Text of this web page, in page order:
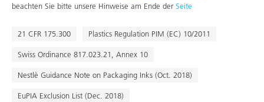
beachten Sie bitte unsere Hinweise am Ende der Seite
21 CFR 175.300 Plastics Regulation PIM (EC) 10/2011
Swiss Ordinance 817.023.21, Annex 10
Nestlè Guidance Note on Packaging Inks (Oct. 2018)
EuPIA Exclusion List (Dec. 2018)